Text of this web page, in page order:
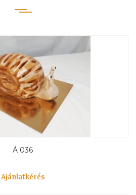
Á 036
Ajánlatkérés